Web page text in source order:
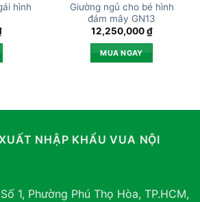
hình
Giường ngủ cho bé hình
đám mây GN13
12,250,000₫
MUA NGAY
NHẬP KHẨU VUA NỘI
1, Phường Phú Thọ Hòa, TP.HCM,